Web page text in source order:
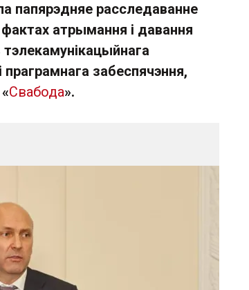
папярэдняе расследаванне
атрымання і давання
праграмнага забеспячэння,
Свабода».